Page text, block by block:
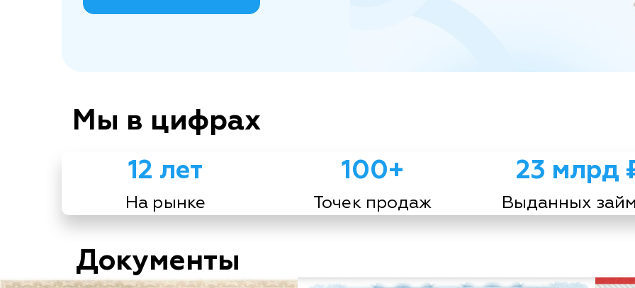
Мы в цифрах
12 лет
На рынке
100+
Точек продаж
23 млрд
Выданных
Документы